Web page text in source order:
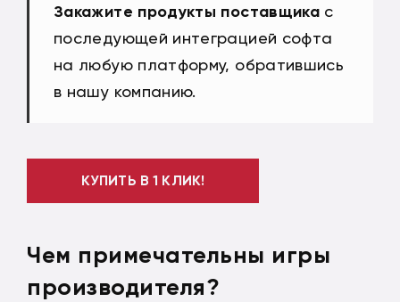
Закажите продукты поставщика с
последующей интеграцией софта
на любую платформу, обратившись
в нашу компанию.
КУПИТЬ В 1 КЛИК!
Чем примечательны игры
производителя?